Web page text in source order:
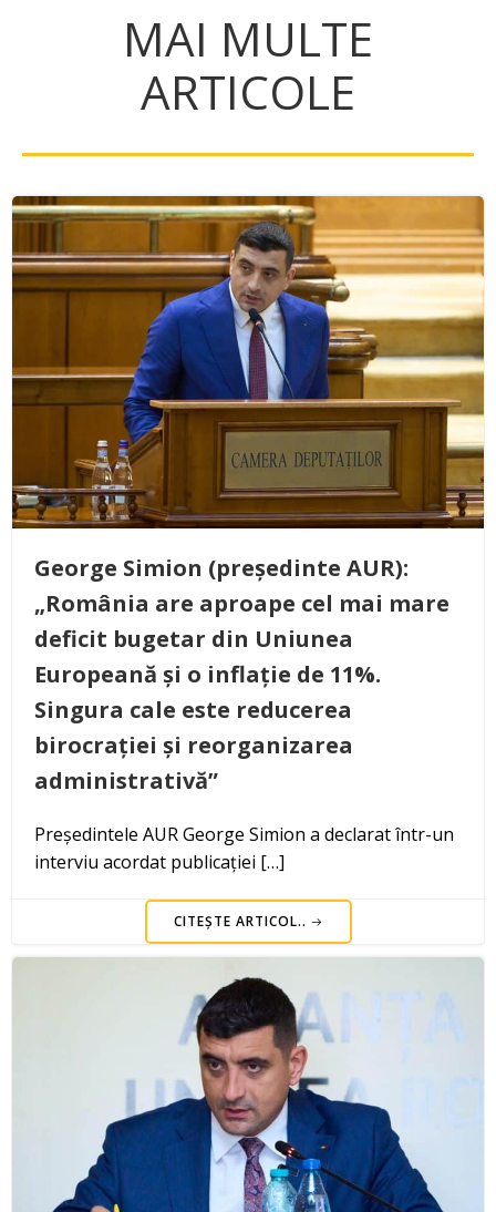
MAI MULTE
ARTICOLE
George Simion (președinte AUR):
„România are aproape cel mai mare
deficit bugetar din Uniunea
Europeană și o inflație de 11%.
Singura cale este reducerea
birocrației și reorganizarea
administrativă”
Președintele AUR George Simion a declarat într-un
interviu acordat publicației […]
CITEȘTE ARTICOL..